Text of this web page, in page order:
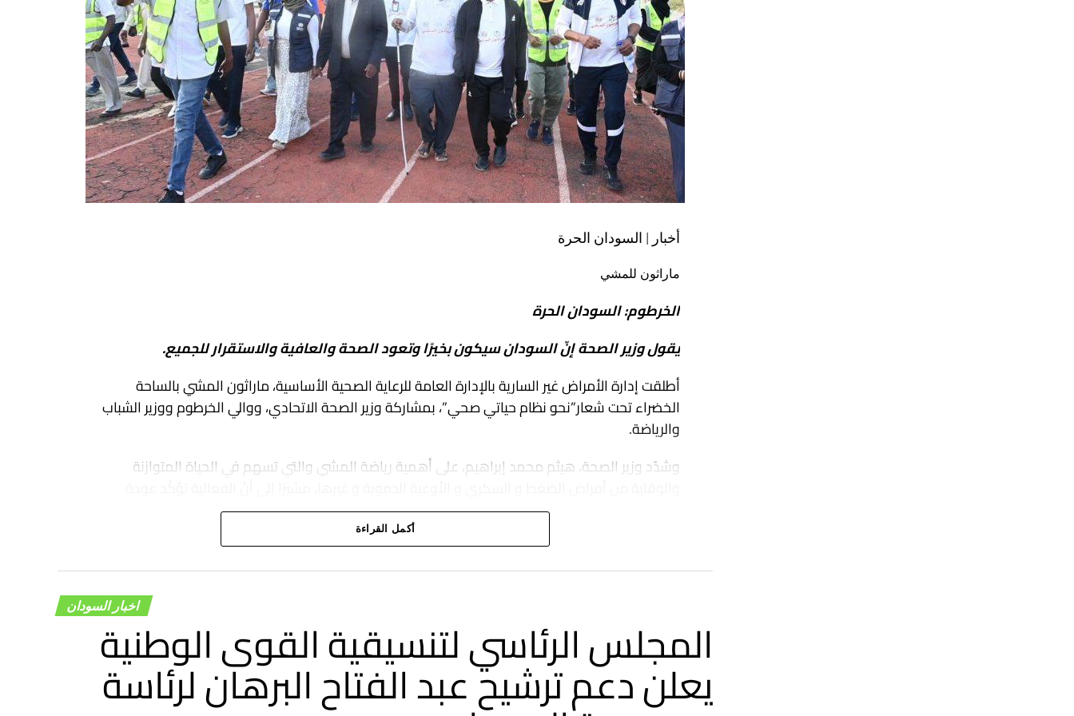
أخبار | السودان الحرة
ماراثون للمشي
الخرطوم: السودان الحرة
يقول وزير الصحة إنّ السودان سيكون بخيرًا وتعود الصحة والعافية والاستقرار للجميع.
أطلقت إدارة الأمراض غير السارية بالإدارة العامة للرعاية الصحية الأساسية، ماراثون المشي بالساحة
الخضراء تحت شعار”نحو نظام حياتي صحي”، بمشاركة وزير الصحة الاتحادي، ووالي الخرطوم ووزير الشباب
والرياضة.
وشدّد وزير الصحة، هيثم محمد إبراهيم، على أهمية رياضة المشي والتي تسهم في الحياة المتوازنة
وأضاف” هذه رسالة أننا بخير والخرطوم بخير على الرغم من المعاناة”.
أكمل القراءة
اخبار السودان
المجلس الرئاسي لتنسيقية القوى الوطنية
يعلن دعم ترشيح عبد الفتاح البرهان لرئاسة